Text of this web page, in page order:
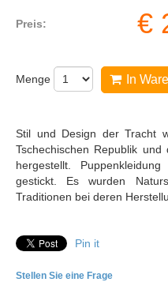
Preis: €
Menge In
Stil und Design der Tracht
Tschechischen Republik
hergestellt.
gestickt. Es wurden
Traditionen bei deren
Pin it
Stellen Sie eine Frage